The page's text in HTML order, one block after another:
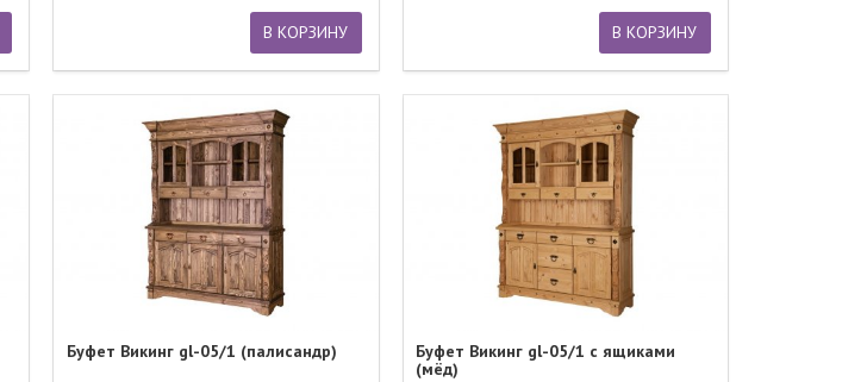
В КОРЗИНУ В КОРЗИНУ
Буфет Викинг gl-05/1 (палисандр)
Буфет Викинг gl-05/1 с ящиками
(мёд)